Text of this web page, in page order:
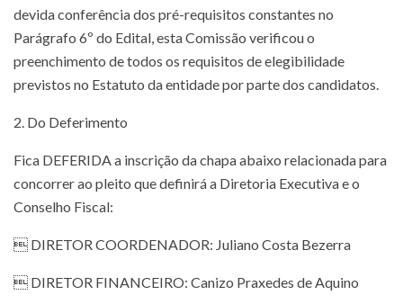
devida conferência dos pré-requisitos constantes no
Parágrafo 6º do Edital, esta Comissão verificou o
preenchimento de todos os requisitos de elegibilidade
previstos no Estatuto da entidade por parte dos candidatos.
2. Do Deferimento
Fica DEFERIDA a inscrição da chapa abaixo relacionada para
concorrer ao pleito que definirá a Diretoria Executiva e o
Conselho Fiscal:
 DIRETOR COORDENADOR: Juliano Costa Bezerra
 DIRETOR FINANCEIRO: Canizo Praxedes de Aquino